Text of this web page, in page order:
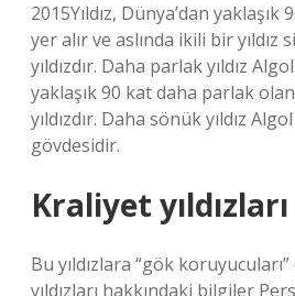
2015Yıldız, Dünya’dan yaklaşık
yer alır ve aslında ikili bir yıldız
yıldızdır. Daha parlak yıldız
yaklaşık 90 kat daha parlak
yıldızdır. Daha sönük yıldız
gövdesidir.
Kraliyet
Bu yıldızlara “gök
yıldızları hakkındaki bilgiler